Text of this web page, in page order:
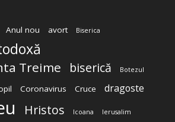
Anul nou avort Biserica
Treime biserică Botezul
Coronavirus Cruce dragoste
Hristos Icoana Ierusalim